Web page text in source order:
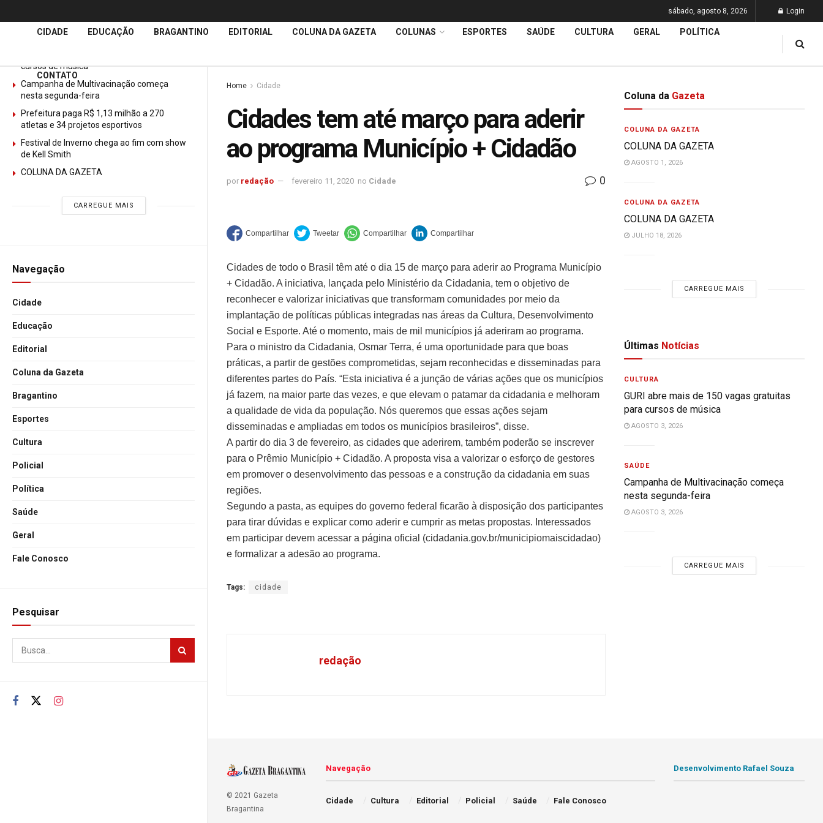
ÚltimasNotícias
cursos de música
Campanha de Multivacinação começa
nesta segunda-feira
Prefeitura paga R$ 1,13 milhão a 270
atletas e 34 projetos esportivos
Festival de Inverno chega ao fim com show
de Kell Smith
COLUNA DA GAZETA
CARREGUE MAIS
Navegação
Cidade
Educação
Editorial
Coluna da Gazeta
Bragantino
Esportes
Cultura
Policial
Política
Saúde
Geral
Fale Conosco
Pesquisar
sábado, agosto 8, 2026 Login
CIDADE EDUCAÇÃO BRAGANTINO EDITORIAL COLUNA DA GAZETA COLUNAS ESPORTES SAÚDE CULTURA GERAL POLÍTICA
CONTATO
Home Cidade
Cidades tem até março para aderir
ao programa Município + Cidadão
por redação fevereiro 11, 2020 no Cidade 0
Cidades de todo o Brasil têm até o dia 15 de março para aderir ao Programa Município
+ Cidadão. A iniciativa, lançada pelo Ministério da Cidadania, tem o objetivo de
reconhecer e valorizar iniciativas que transformam comunidades por meio da
implantação de políticas públicas integradas nas áreas da Cultura, Desenvolvimento
Social e Esporte. Até o momento, mais de mil municípios já aderiram ao programa.
Para o ministro da Cidadania, Osmar Terra, é uma oportunidade para que boas
práticas, a partir de gestões comprometidas, sejam reconhecidas e disseminadas para
diferentes partes do País. “Esta iniciativa é a junção de várias ações que os municípios
já fazem, na maior parte das vezes, e que elevam o patamar da cidadania e melhoram
a qualidade de vida da população. Nós queremos que essas ações sejam
disseminadas e ampliadas em todos os municípios brasileiros”, disse.
A partir do dia 3 de fevereiro, as cidades que aderirem, também poderão se inscrever
para o Prêmio Município + Cidadão. A proposta visa a valorizar o esforço de gestores
em promover o desenvolvimento das pessoas e a construção da cidadania em suas
regiões.
Segundo a pasta, as equipes do governo federal ficarão à disposição dos participantes
para tirar dúvidas e explicar como aderir e cumprir as metas propostas. Interessados
em participar devem acessar a página oficial (cidadania.gov.br/municipiomaiscidadao)
e formalizar a adesão ao programa.
Tags: cidade
redação
Coluna da Gazeta
COLUNA DA GAZETA
COLUNA DA GAZETA
AGOSTO 1, 2026
COLUNA DA GAZETA
COLUNA DA GAZETA
JULHO 18, 2026
CARREGUE MAIS
Últimas Notícias
CULTURA
GURI abre mais de 150 vagas gratuitas
para cursos de música
AGOSTO 3, 2026
SAÚDE
Campanha de Multivacinação começa
nesta segunda-feira
AGOSTO 3, 2026
CARREGUE MAIS
© 2021 Gazeta
Bragantina
Navegação
Cidade Cultura Editorial Policial Saúde Fale Conosco
Desenvolvimento Rafael Souza